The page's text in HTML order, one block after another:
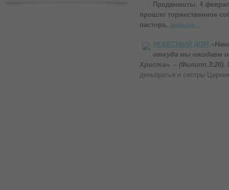
Проданешты. 4
прошло торжественное
пастора, дальше...
НЕБЕСНЫЙ ДОМ .«
откуда мы ожидаем
Христа». – (Филипп.3:20).
деньбратья и сестры